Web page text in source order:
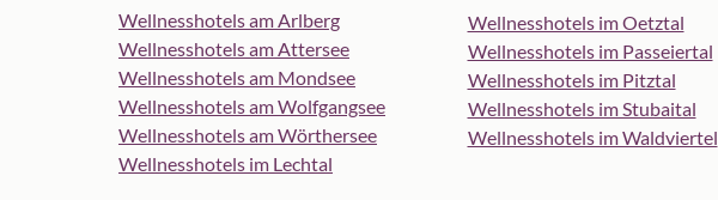
Wellnesshotels am Arlberg
Wellnesshotels am Attersee
Wellnesshotels am Mondsee
Wellnesshotels am Wolfgangsee
Wellnesshotels am Wörthersee
Wellnesshotels im Lechtal
Wellnesshotels im Oetztal
Wellnesshotels im Passeiertal
Wellnesshotels im Pitztal
Wellnesshotels im Stubaital
Wellnesshotels im Waldviertel